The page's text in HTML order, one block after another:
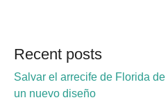
Recent posts
Salvar el arrecife de Florida
un nuevo diseño